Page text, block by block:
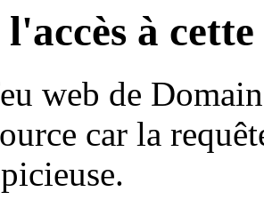
l'accès à
web de
car la